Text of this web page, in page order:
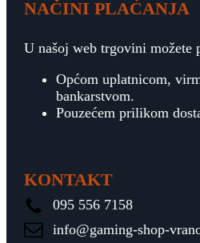
NAČINI PLAĆANJA
U našoj web trgovini možete
Općom uplatnicom,
bankarstvom.
Pouzećem prilikom
KONTAKT
095 556 7158
info@gaming-shop-